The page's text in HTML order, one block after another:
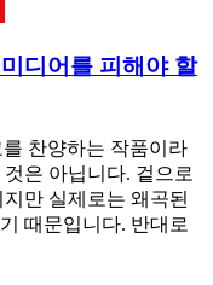
디어를 피해야 할
찬양하는 작품이라
은 아닙니다. 겉으로
만 실제로는 왜곡된
때문입니다. 반대로